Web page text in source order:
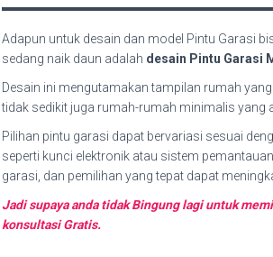
Adapun untuk desain dan model Pintu Garasi
sedang naik daun adalah desain Pintu Garasi
Desain ini mengutamakan tampilan rumah
tidak sedikit juga rumah-rumah minimalis yang
Pilihan pintu garasi dapat bervariasi sesuai
seperti kunci elektronik atau sistem
garasi, dan pemilihan yang tepat dapat
Jadi supaya anda tidak Bingung lagi untuk
konsultasi Gratis.